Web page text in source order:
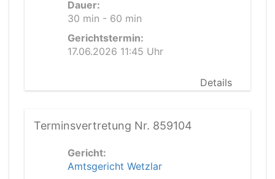
Dauer:
30 min - 60 min
Gerichtstermin:
17.06.2026 11:45 Uhr
Details
Terminsvertretung Nr. 859104
Gericht:
Amtsgericht Wetzlar